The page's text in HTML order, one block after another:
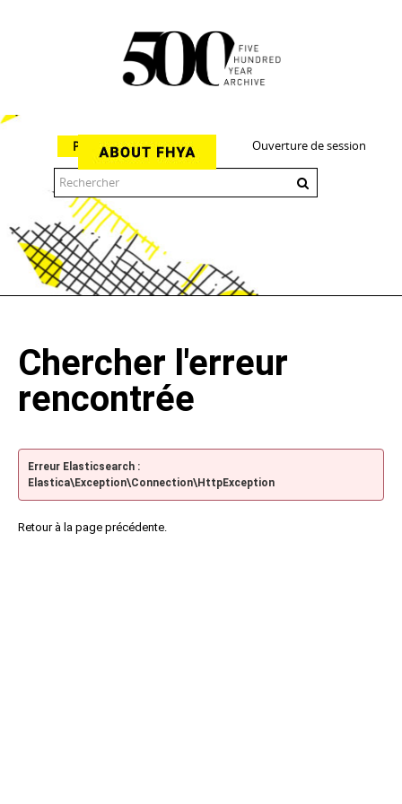
Ouverture de session
Parcourir
Chercher l'erreur
rencontrée
Erreur Elasticsearch :
Elastica\Exception\Connection\HttpException
Retour à la page précédente.